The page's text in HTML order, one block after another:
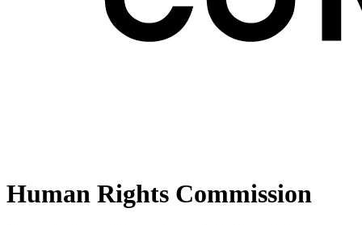
Human Rights Commission